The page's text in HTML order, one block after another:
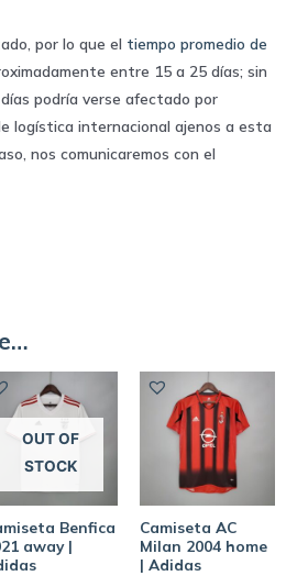
por lo que el tiempo promedio de
entre 15 a 25 días; sin
podría verse afectado por
logística internacional ajenos a esta
nos comunicaremos con el
OUT OF
STOCK
Benfica
away |
Camiseta AC
Milan 2004 home
| Adidas